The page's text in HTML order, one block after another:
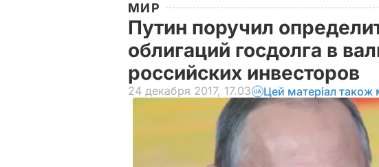
МИР
Путин поручил
облигаций госдолга в
российских инвесторов
24 декабря 2017, 17.03 Цей матеріал